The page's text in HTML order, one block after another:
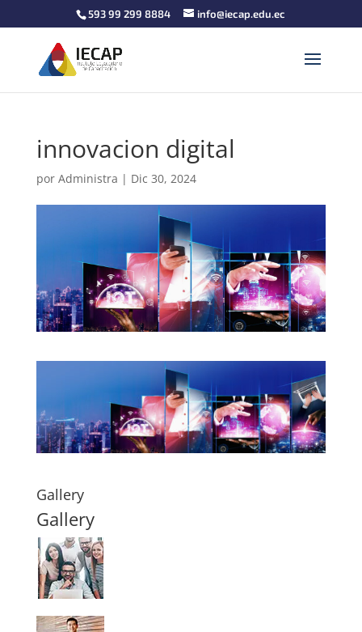
593 99 299 8884 info@iecap.edu.ec
innovacion digital
por Administra | Dic 30, 2024
Gallery
Gallery